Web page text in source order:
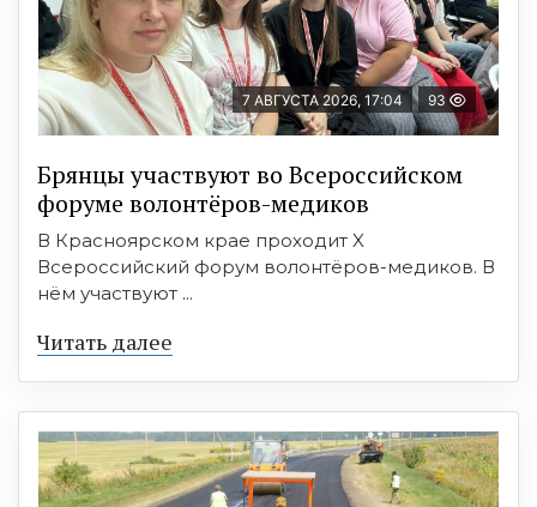
7 АВГУСТА 2026, 17:04 93
Брянцы участвуют во Всероссийском
форуме волонтёров-медиков
В Красноярском крае проходит X
Всероссийский форум волонтёров-медиков. В
нём участвуют ...
Читать далее